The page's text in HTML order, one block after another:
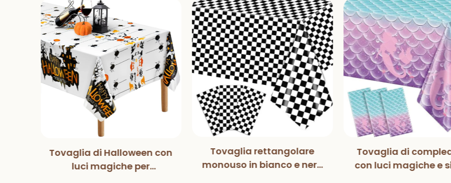
Tovaglia di Halloween con
luci magiche per
Tovaglia rettangolare
monouso in bianco e nero
Tovaglia di
con luci magiche e